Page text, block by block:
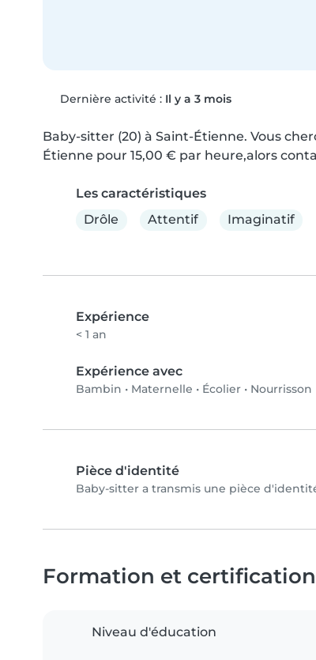
Dernière activité : Il y a 3 mois
Baby-sitter (20) à Saint-Étienne. Vous
Étienne pour 15,00 € par heure,alors
Les caractéristiques
Drôle
Attentif Imaginatif
Expérience
< 1 an
Expérience avec
Bambin • Maternelle • Écolier • Nourrisson
Pièce d'identité
Baby-sitter a transmis une pièce
Formation et
Niveau d'éducation